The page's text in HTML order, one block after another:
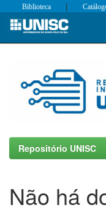
Skip
Biblioteca |
Repositório UNISC
Não há